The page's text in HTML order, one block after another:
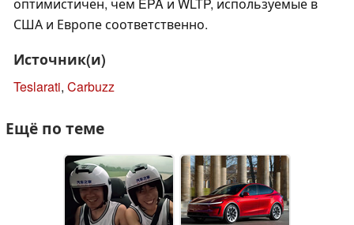
США и Европе соответственно.
Источник(и)
Teslarati, Carbuzz
Ещё по теме